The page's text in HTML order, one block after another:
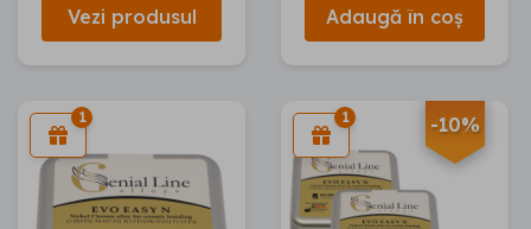
Vezi produsul Adaugă în coș
1 1 -10%